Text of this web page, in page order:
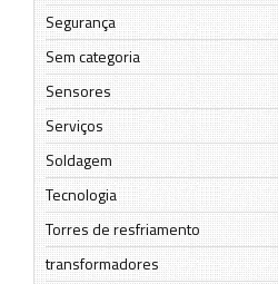
Segurança
Sem categoria
Sensores
Serviços
Soldagem
Tecnologia
Torres de resfriamento
transformadores